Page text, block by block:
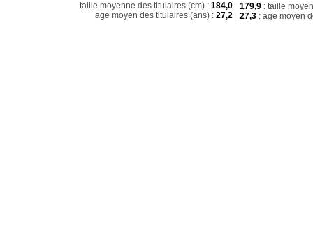
taille moyenne des titulaires (cm) : 184,0
age moyen des titulaires (ans) : 27,2
179,9 : taille
27,3 : age moyen